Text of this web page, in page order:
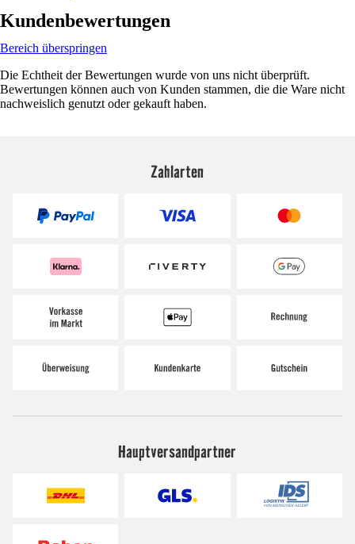
Kundenbewertungen
Bereich überspringen
Die Echtheit der Bewertungen wurde von uns nicht überprüft.
Bewertungen können auch von Kunden stammen, die die Ware nicht
nachweislich genutzt oder gekauft haben.
Zahlarten
Hauptversandpartner